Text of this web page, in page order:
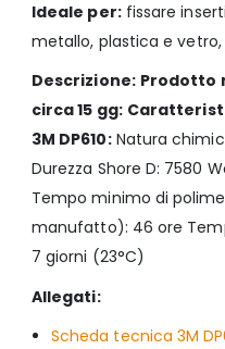
Ideale per:fissare
metallo, plastica e
Descrizione: Prodotto
circa 15 gg:
3M DP610:Natura
Durezza Shore D: 7580
Tempo minimo di
manufatto): 46 ore
7 giorni (23°C)
Allegati:
Scheda tecnica 3M